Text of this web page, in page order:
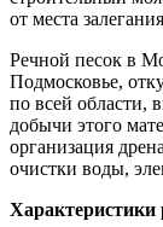
от места
Речной песок в
Подмосковье,
по всей области,
добычи этого
организация
очистки воды,
Характеристики